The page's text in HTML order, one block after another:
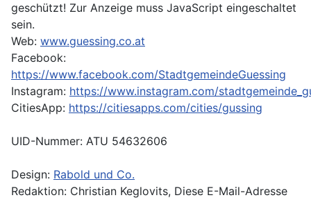
geschützt! Zur Anzeige muss JavaScript eingeschaltet
sein.
Web: www.guessing.co.at
Facebook:
https://www.facebook.com/StadtgemeindeGuessing
Instagram: https://www.instagram.com/
CitiesApp: https://citiesapps.com/cities/gussing
UID-Nummer: ATU 54632606
Design: Rabold und Co.
Redaktion: Christian Keglovits, Diese E-Mail-Adresse